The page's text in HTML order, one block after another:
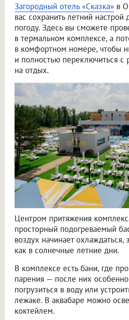
Загородный отель «Сказка» в
вас сохранить летний
погоду. Здесь вы сможете
в термальном комплексе, а
в комфортном номере, чтобы
и полностью переключиться с
на отдых.
Центром притяжения
просторный подогреваемый
воздух начинает охлаждаться,
как в солнечные летние дни.
В комплексе есть бани, где
парения — после них
погрузиться в воду или
лежаке. В аквабаре можно
коктейлем.